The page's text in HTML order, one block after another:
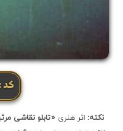
کد:
نکته: اثر هنری «تابلو نقاشی